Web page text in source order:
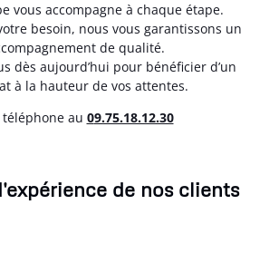
vous accompagne à chaque étape.
besoin, nous vous garantissons un
de qualité.
dès aujourd’hui pour bénéficier d’un
à la hauteur de vos attentes.
téléphone au 09.75.18.12.30
de nos clients